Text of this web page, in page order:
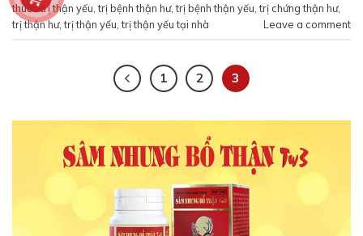
thuốc trị thận yếu,trị bệnh thận hư,trị bệnh thận yếu,trị chứng thận hư,
trị thận hư,trị thận yếu,trị thận yếu tại nhà Leave a comment
1 2 3